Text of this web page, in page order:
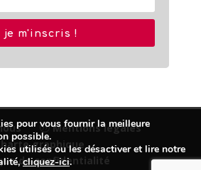
je m'inscris !
Mentions légales
graphique
de confidentialité
pour vous fournir la meilleure
possible.
utilisés ou les désactiver et lire notre
cliquez-ici.